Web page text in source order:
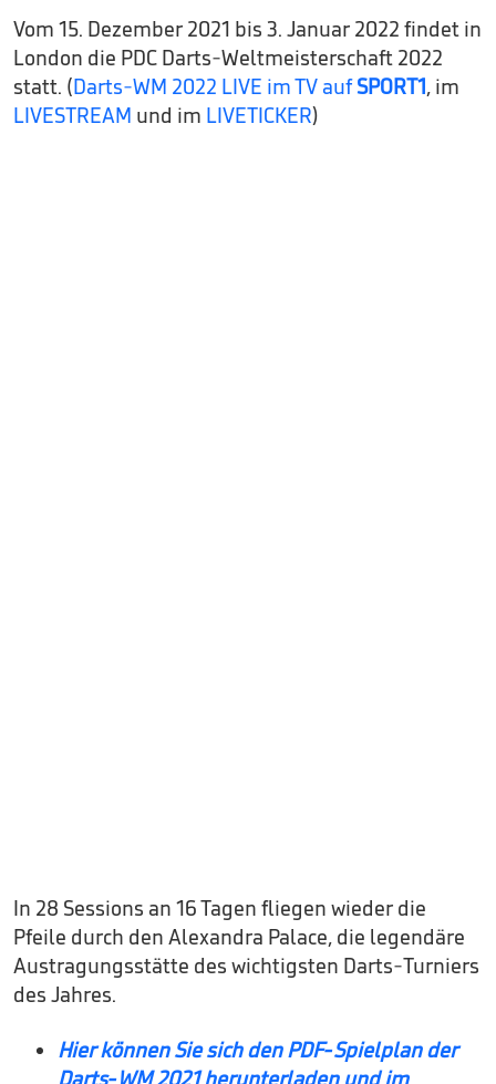
Vom 15. Dezember 2021 bis 3. Januar 2022 findet in
London die PDC Darts-Weltmeisterschaft 2022
statt. (Darts-WM 2022 LIVE im TV aufSPORT1, im
LIVESTREAM und im LIVETICKER)
In 28 Sessions an 16 Tagen fliegen wieder die
Pfeile durch den Alexandra Palace, die legendäre
Austragungsstätte des wichtigsten Darts-Turniers
des Jahres.
Hier können Sie sich den PDF-Spielplan der